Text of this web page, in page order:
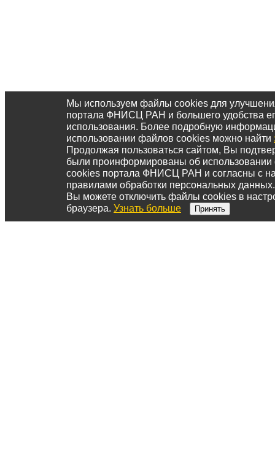
Мы используем файлы cookies для
портала ФНИСЦ РАН и большего удобства
использования. Более подробную
использовании файлов cookies можно найти
Продолжая пользоваться сайтом, Вы
были проинформированы об
cookies портала ФНИСЦ РАН и согласны с
правилами обработки персональных данных.
Вы можете отключить файлы cookies в
браузера. Узнать больше Принять